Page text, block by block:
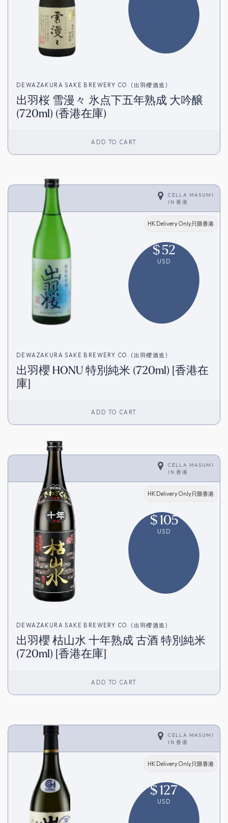
DEWAZAKURA SAKE BREWERY CO. (出羽櫻酒造)
出羽桜 雪漫々 氷点下五年熟成 大吟醸
(720ml) (香港在庫)
ADD TO CART
CELLA MASUMI
IN香港
HK Delivery Only只限香港
$52
USD
DEWAZAKURA SAKE BREWERY CO. (出羽櫻酒造)
出羽櫻 HONU 特別純米 (720ml) [香港在
庫]
ADD TO CART
CELLA MASUMI
IN香港
HK Delivery Only只限香港
$105
USD
DEWAZAKURA SAKE BREWERY CO. (出羽櫻酒造)
出羽櫻 枯山水 十年熟成 古酒 特別純米
(720ml) [香港在庫]
ADD TO CART
CELLA MASUMI
IN香港
HK Delivery Only只限香港
$127
USD